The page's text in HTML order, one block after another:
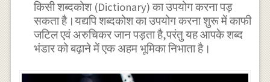
किसी शब्दकोश (Dictionary) का उपयोग करना पड़
सकता है।यद्यपि शब्दकोश का उपयोग करना शुरू में काफी
जटिल एवं अरुचिकर जान पड़ता है,परंतु यह आपके शब्द
भंडार को बढ़ाने में एक अहम भूमिका निभाता है।